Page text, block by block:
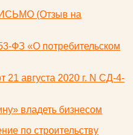
(Отзыв на
ФЗ «О потребительском
августа 2020 г. N СД-4-
владеть бизнесом
по строительству